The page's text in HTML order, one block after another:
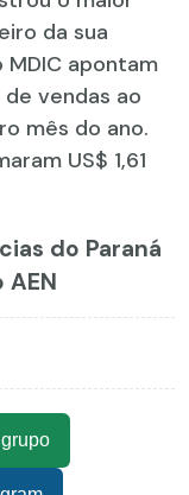
da sua
apontam
vendas ao
mês do ano.
US$ 1,61
do Paraná